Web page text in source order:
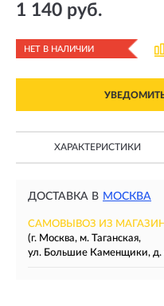
1 140 руб.
НЕТ В НАЛИЧИИ
ХАРАКТЕРИСТИКИ
ДОСТАВКА В МОСКВА
САМОВЫВОЗ ИЗ
(г. Москва, м. Таганская,
ул. Большие Каменщики, д.